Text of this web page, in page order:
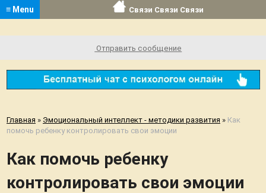
≡ Menu Связи Связи Связи
Отправить сообщение
Главная » Эмоциональный интеллект - методики развития » Как
помочь ребенку контролировать свои эмоции
Как помочь ребенку
контролировать свои эмоции